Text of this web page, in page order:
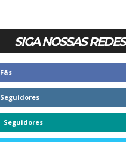
SIGA NOSSAS REDES
Fãs
Seguidores
Seguidores